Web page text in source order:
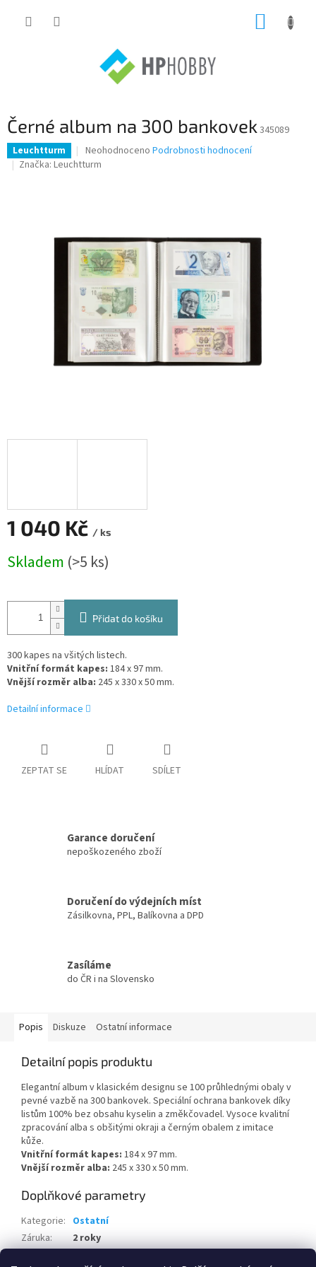
Černé album na 300 bankovek 345089
Leuchtturm
Průměrné
hodnocení
hvězdiček.
Neohodnoceno Podrobnosti hodnocení
Značka: Leuchtturm
1 040 Kč / ks
cena:
Skladem (>5 ks)
Přidat do košíku
300 kapes na všitých listech.
Vnitřní formát kapes: 184 x 97 mm.
Vnější rozměr alba: 245 x 330 x 50 mm.
Detailní informace
ZEPTAT SE HLÍDAT SDÍLET
Garance doručení
nepoškozeného zboží
Doručení do výdejních míst
Zásilkovna, PPL, Balíkovna a DPD
Zasíláme
do ČR i na Slovensko
Popis Diskuze Ostatní informace
Detailní popis produktu
Elegantní album v klasickém designu se 100 průhlednými obaly v
pevné vazbě na 300 bankovek. Speciální ochrana bankovek díky
listům 100% bez obsahu kyselin a změkčovadel. Vysoce kvalitní
zpracování alba s obšitými okraji a černým obalem z imitace
kůže.
Vnitřní formát kapes: 184 x 97 mm.
Vnější rozměr alba: 245 x 330 x 50 mm.
Doplňkové parametry
Kategorie: Ostatní
Záruka:
2 roky